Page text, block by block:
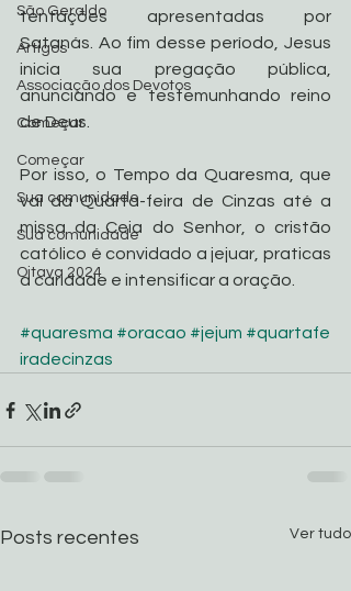
São Geraldo
Artigos
Associação dos Devotos
Começar
Começar
Sua comunidade
Sua comunidade
Oitava 2024
tentações apresentadas por
Satanás. Ao fim desse período, Jesus
inicia sua pregação pública,
anunciando e testemunhando reino
de Deus.
Por isso, o Tempo da Quaresma, que
vai da Quarta-feira de Cinzas até a
missa da Ceia do Senhor, o cristão
católico é convidado a jejuar, praticas
a caridade e intensificar a oração.
#quaresma #oracao #jejum #quartafe
iradecinzas
Posts recentes Ver tudo